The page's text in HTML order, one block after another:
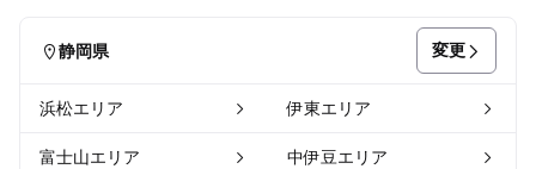
静岡県 変更
浜松エリア 伊東エリア
富士山エリア 中伊豆エリア